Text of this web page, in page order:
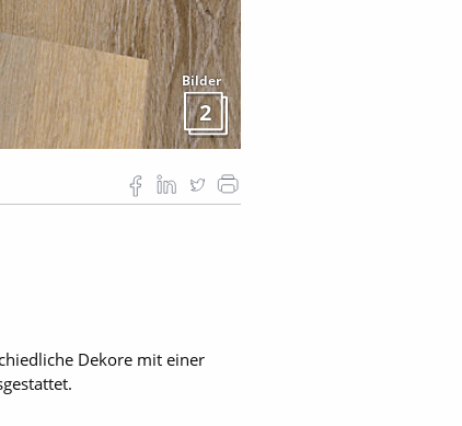
Bilder
2
Dekore mit einer